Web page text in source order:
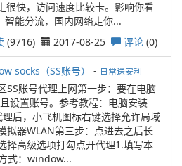
很快，访问速度比较卡。影响你看
智能分流，国内网络走你...
(9716) 2017-08-25 评论 (0)
socks（SS账号） - 日常送安利
SS账号代理上网第一步：要在电脑
设置账号。参考教程：电脑安装
后，小飞机图标右键选择允许局域
拟器WLAN第三步：点进去之后长
择高级选项打勾点开代理1.填写本
式：window...